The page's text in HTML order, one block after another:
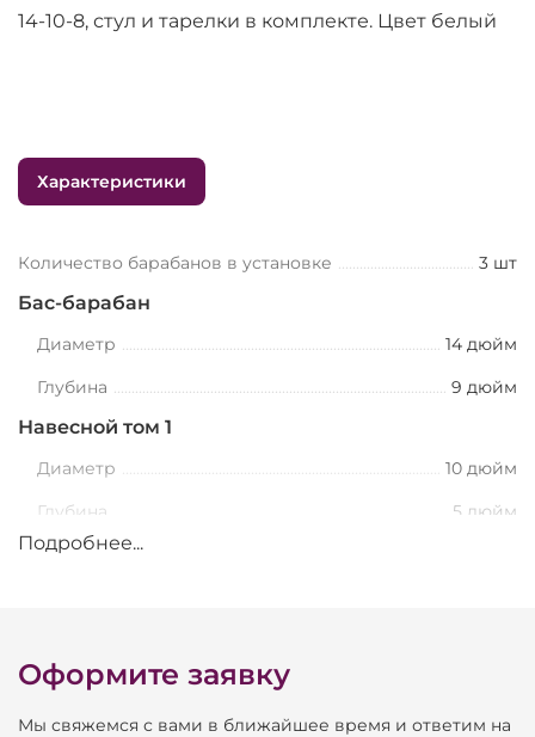
14-10-8, стул и тарелки в комплекте. Цвет белый
Характеристики
Количество барабанов в установке 3 шт
Бас-барабан
Диаметр
14 дюйм
Глубина
9 дюйм
Навесной том 1
Диаметр
10 дюйм
Глубина
5 дюйм
Малый барабан
Цвет фурнитуры
Тип фурнитуры
Economic
Подробнее...
Оформите заявку
Мы свяжемся с вами в ближайшее время и ответим на